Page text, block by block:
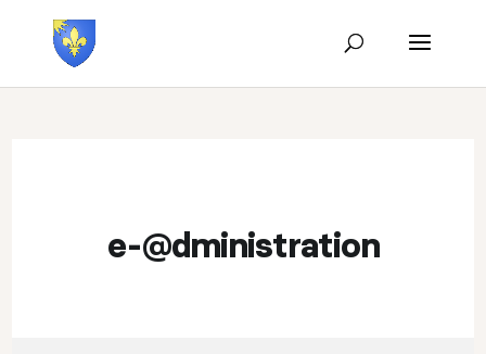
e-@dministration